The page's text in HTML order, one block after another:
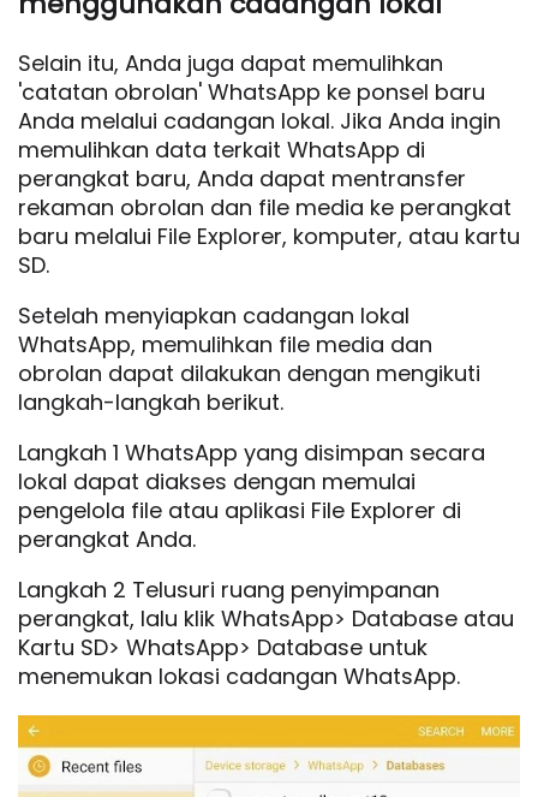
Selain itu, Anda juga dapat memulihkan
'catatan obrolan' WhatsApp ke ponsel baru
Anda melalui cadangan lokal. Jika Anda ingin
memulihkan data terkait WhatsApp di
perangkat baru, Anda dapat mentransfer
rekaman obrolan dan file media ke perangkat
baru melalui File Explorer, komputer, atau kartu
SD.
Setelah menyiapkan cadangan lokal
WhatsApp, memulihkan file media dan
obrolan dapat dilakukan dengan mengikuti
langkah-langkah berikut.
Langkah 1 WhatsApp yang disimpan secara
lokal dapat diakses dengan memulai
pengelola file atau aplikasi File Explorer di
perangkat Anda.
Langkah 2 Telusuri ruang penyimpanan
perangkat, lalu klik WhatsApp> Database atau
Kartu SD> WhatsApp> Database untuk
menemukan lokasi cadangan WhatsApp.